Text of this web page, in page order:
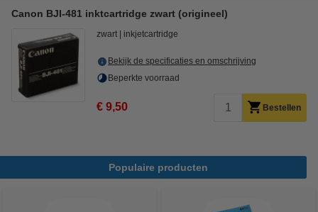
Canon BJI-481 inktcartridge zwart (origineel)
zwart inkjetcartridge
Bekijk de specificaties en omschrijving
Beperkte voorraad
€ 9,50 Bestellen
Populaire producten